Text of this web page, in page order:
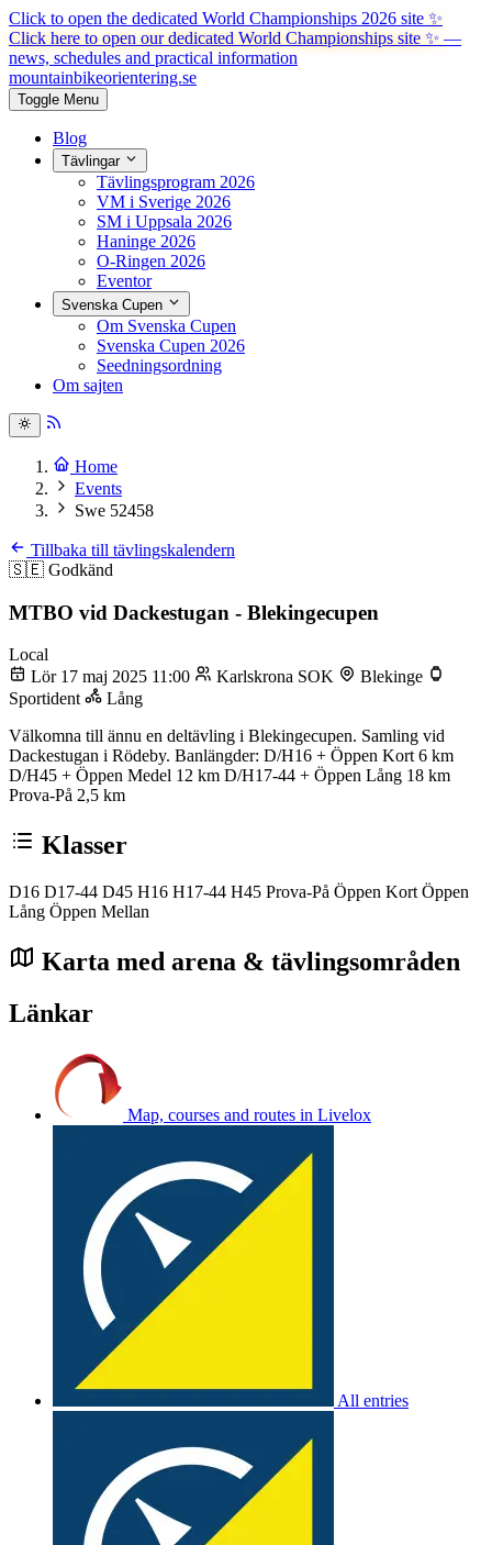
Click to open the dedicated World Championships 2026 site ✨
Click here to open our dedicated World Championships site ✨—
news, schedules and practical information
mountainbikeorientering.se
Toggle Menu
Blog
Tävlingar
Tävlingsprogram 2026
VM i Sverige 2026
SM i Uppsala 2026
Haninge 2026
O-Ringen 2026
Eventor
Svenska Cupen
Om Svenska Cupen
Svenska Cupen 2026
Seedningsordning
Om sajten
Home
Events
Swe 52458
Tillbaka till tävlingskalendern
🇸🇪 Godkänd
MTBO vid Dackestugan - Blekingecupen
Local
Lör 17 maj 2025 11:00
Karlskrona SOK
Blekinge
Sportident
Lång
Välkomna till ännu en deltävling i Blekingecupen. Samling vid
Dackestugan i Rödeby. Banlängder: D/H16 + Öppen Kort 6 km
D/H45 + Öppen Medel 12 km D/H17-44 + Öppen Lång 18 km
Prova-På 2,5 km
Klasser
D16 D17-44 D45 H16 H17-44 H45 Prova-På Öppen Kort Öppen
Lång Öppen Mellan
Karta med arena & tävlingsområden
Länkar
Map, courses and routes in Livelox
All entries